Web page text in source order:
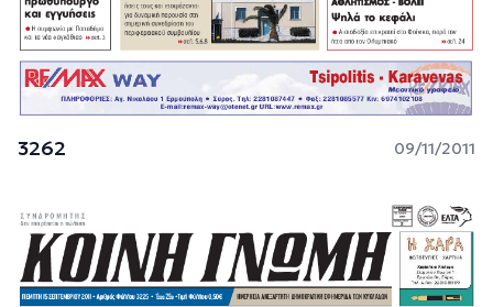
3262 09/11/2011